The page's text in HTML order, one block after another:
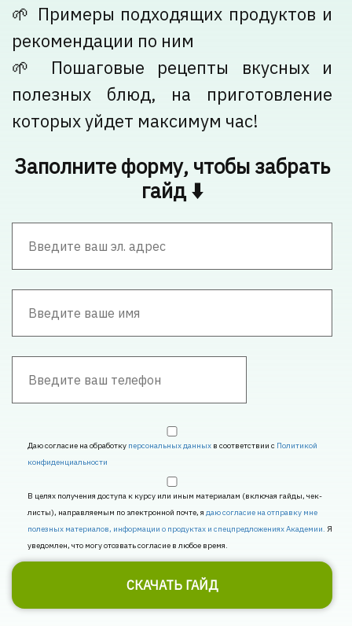
🌱 Примеры подходящих продуктов и
рекомендации по ним
🌱 Пошаговые рецепты вкусных и
полезных блюд, на приготовление
которых уйдет максимум час!
Заполните форму, чтобы забрать
гайд ⬇️
Даю согласие на обработку персональных данных в соответствии с Политикой
конфиденциальности
В целях получения доступа к курсу или иным материалам (включая гайды, чек-
листы), направляемым по электронной почте, я даю согласие на отправку мне
полезных материалов, информации о продуктах и спецпредложениях Академии. Я
уведомлен, что могу отозвать согласие в любое время.
СКАЧАТЬ ГАЙД